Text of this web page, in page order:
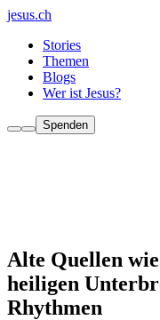
jesus.ch
Stories
Themen
Blogs
Wer ist Jesus?
Spenden
Alte Quellen
heiligen
Rhythmen